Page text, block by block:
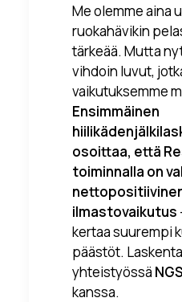
Me olemme aina
ruokahävikin
tärkeää. Mutta
vihdoin luvut,
vaikutuksemme
Ensimmäinen
osoittaa, että
toiminnalla on
ilmastovaikutus
kertaa suurempi
päästöt.
yhteistyössä
kanssa.